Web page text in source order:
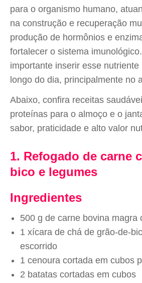
para o organismo humano,
na construção e recuperação
produção de hormônios e
fortalecer o sistema
importante inserir esse
longo do dia, principalmente no
Abaixo, confira receitas
proteínas para o almoço e o
sabor, praticidade e alto valor
1. Refogado de carne
bico e legumes
Ingredientes
500 g de carne bovina magra
1 xícara de chá de grão-de-
escorrido
1 cenoura cortada em cubos
2 batatas cortadas em cubos